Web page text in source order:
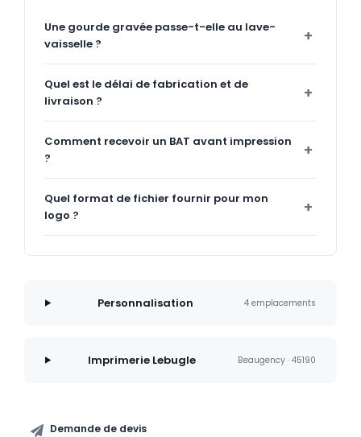
Une gourde gravée passe-t-elle au lave-
vaisselle ?
Quel est le délai de fabrication et de
livraison ?
Comment recevoir un BAT avant impression
?
Quel format de fichier fournir pour mon
logo ?
Personnalisation 4 emplacements
Imprimerie Lebugle Beaugency · 45190
Demande de devis